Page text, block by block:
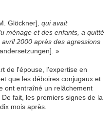
Glöckner], qui avait
ménage et des enfants, a quitté
2000 après des agressions
. »
de l'épouse, l'expertise en
que les déboires conjugaux et
ont entraîné un relâchement
fait, les premiers signes de la
mois après.